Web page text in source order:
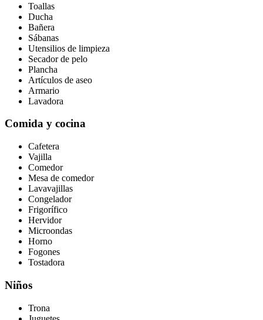
Toallas
Ducha
Bañera
Sábanas
Utensilios de limpieza
Secador de pelo
Plancha
Artículos de aseo
Armario
Lavadora
Comida y cocina
Cafetera
Vajilla
Comedor
Mesa de comedor
Lavavajillas
Congelador
Frigorífico
Hervidor
Microondas
Horno
Fogones
Tostadora
Niños
Trona